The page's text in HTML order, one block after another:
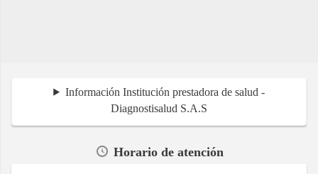
Información Institución prestadora de salud -
Diagnostisalud S.A.S
Horario de atención